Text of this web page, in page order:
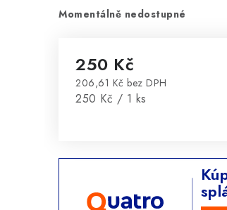
Momentálně nedostupné
250 Kč
206,61 Kč bez DPH
Měrná cena:
250 Kč / 1 ks